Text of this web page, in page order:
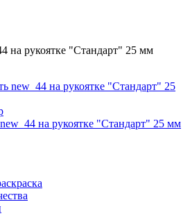
на рукоятке "Стандарт" 25 мм
на рукоятке "Стандарт" 25 мм